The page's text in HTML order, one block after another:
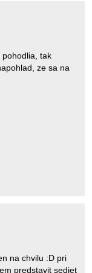
tak
ze sa na
na chvilu :D pri
predstavit sediet